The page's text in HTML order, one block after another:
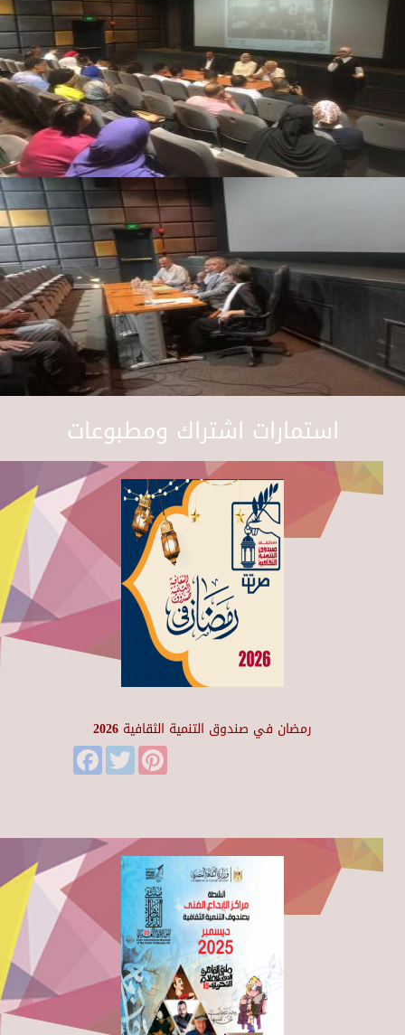
استمارات اشتراك ومطبوعات
رمضان في صندوق التنمية الثقافية 2026
FacebookTwitter